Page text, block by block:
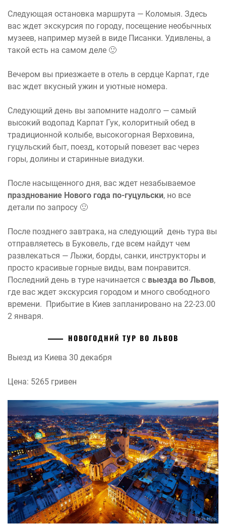
Следующая остановка маршрута — Коломыя. Здесь
вас ждет экскурсия по городу, посещение необычных
музеев, например музей в виде Писанки. Удивлены, а
такой есть на самом деле 🙂
Вечером вы приезжаете в отель в сердце Карпат, где
вас ждет вкусный ужин и уютные номера.
Следующий день вы запомните надолго — самый
высокий водопад Карпат Гук, колоритный обед в
традиционной колыбе, высокогорная Верховина,
гуцульский быт, поезд, который повезет вас через
горы, долины и старинные виадуки.
После насыщенного дня, вас ждет незабываемое
празднование Нового года по-гуцульски, но все
детали по запросу 🙂
После позднего завтрака, на следующий день тура вы
отправляетесь в Буковель, где всем найдут чем
развлекаться — Лыжи, борды, санки, инструкторы и
просто красивые горные виды, вам понравится.
Последний день в туре начинается с выезда во Львов,
где вас ждет экскурсия городом и много свободного
времени. Прибытие в Киев запланировано на 22-23.00
2 января.
НОВОГОДНИЙ ТУР ВО ЛЬВОВ
Выезд из Киева 30 декабря
Цена: 5265 гривен